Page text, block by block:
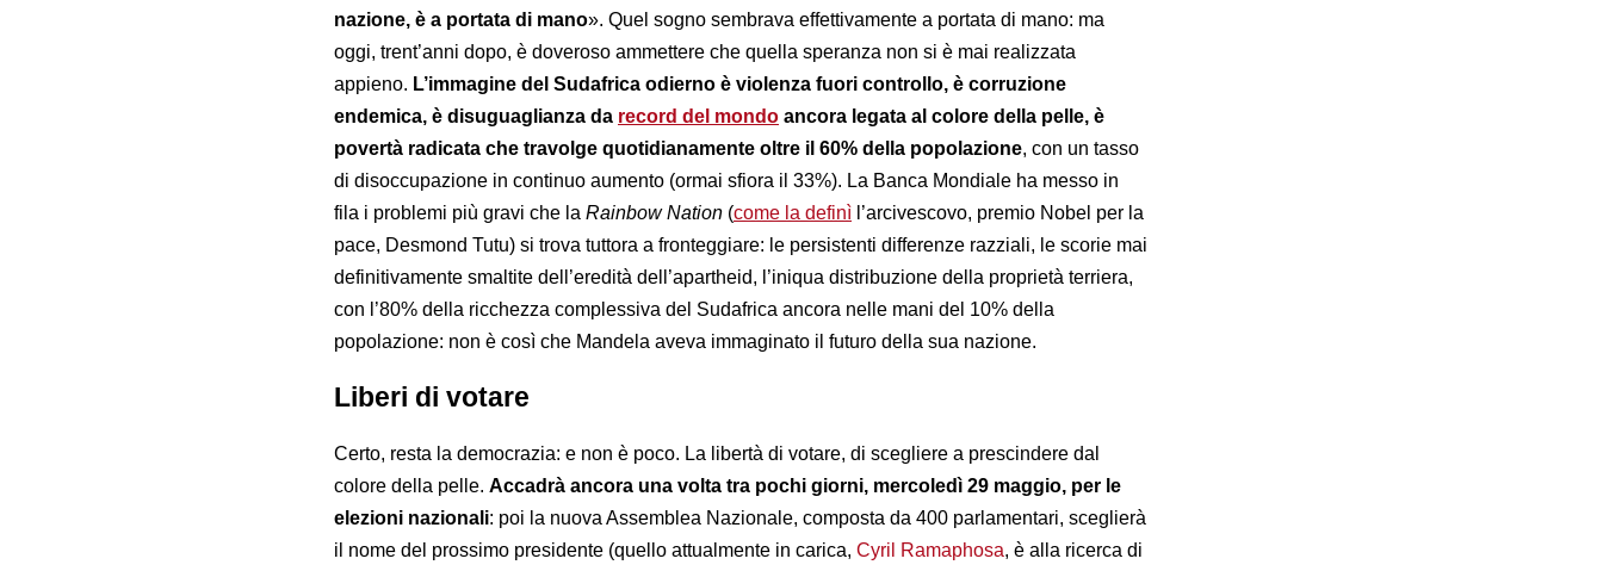
nazione, è a portata di mano». Quel sogno sembrava effettivamente a portata di mano: ma
oggi, trent’anni dopo, è doveroso ammettere che quella speranza non si è mai realizzata
appieno. L’immagine del Sudafrica odierno è violenza fuori controllo, è corruzione
endemica, è disuguaglianza da record del mondo ancora legata al colore della pelle, è
povertà radicata che travolge quotidianamente oltre il 60% della popolazione, con un tasso
di disoccupazione in continuo aumento (ormai sfiora il 33%). La Banca Mondiale ha messo in
fila i problemi più gravi che la Rainbow Nation (come la definì l’arcivescovo, premio Nobel per la
pace, Desmond Tutu) si trova tuttora a fronteggiare: le persistenti differenze razziali, le scorie mai
definitivamente smaltite dell’eredità dell’apartheid, l’iniqua distribuzione della proprietà terriera,
con l’80% della ricchezza complessiva del Sudafrica ancora nelle mani del 10% della
popolazione: non è così che Mandela aveva immaginato il futuro della sua nazione.
Liberi di votare
Certo, resta la democrazia: e non è poco. La libertà di votare, di scegliere a prescindere dal
colore della pelle. Accadrà ancora una volta tra pochi giorni, mercoledì 29 maggio, per le
elezioni nazionali: poi la nuova Assemblea Nazionale, composta da 400 parlamentari, sceglierà
il nome del prossimo presidente (quello attualmente in carica, Cyril Ramaphosa, è alla ricerca di